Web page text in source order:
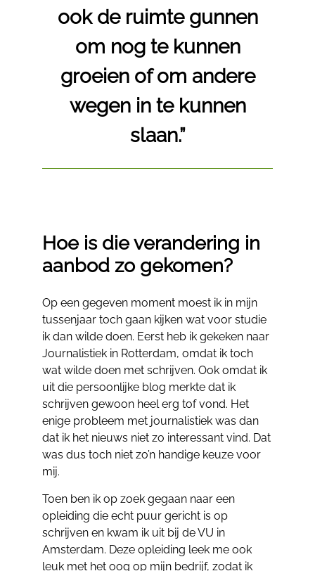
ook de ruimte gunnen
om nog te kunnen
groeien of om andere
wegen in te kunnen
slaan.”
Hoe is die verandering in
aanbod zo gekomen?
Op een gegeven moment moest ik in mijn
tussenjaar toch gaan kijken wat voor studie
ik dan wilde doen. Eerst heb ik gekeken naar
Journalistiek in Rotterdam, omdat ik toch
wat wilde doen met schrijven. Ook omdat ik
uit die persoonlijke blog merkte dat ik
schrijven gewoon heel erg tof vond. Het
enige probleem met journalistiek was dan
dat ik het nieuws niet zo interessant vind. Dat
was dus toch niet zo’n handige keuze voor
mij.
Toen ben ik op zoek gegaan naar een
opleiding die echt puur gericht is op
schrijven en kwam ik uit bij de VU in
Amsterdam. Deze opleiding leek me ook
leuk met het oog op mijn bedrijf, zodat ik